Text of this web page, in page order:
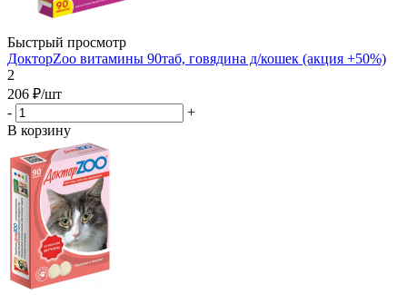
Быстрый просмотр
ДокторZoo витамины 90таб, говядина д/кошек (акция +50%)
2
206 ₽/шт
-
+
В корзину